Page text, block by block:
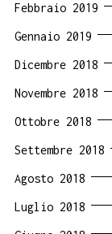
Febbraio 2019
Gennaio 2019
Dicembre 2018
Novembre 2018
Ottobre 2018
Settembre 2018
Agosto 2018
Luglio 2018